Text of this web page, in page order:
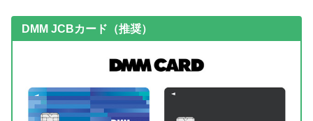
DMM JCBカード（推奨）